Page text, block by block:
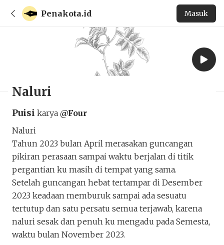
Penakota.id Masuk
Naluri
Puisi karya @Four
Naluri
Naluri
Tahun 2023 bulan April merasakan guncangan
pikiran perasaan sampai waktu berjalan di titik
pergantian ku masih di tempat yang sama.
Setelah guncangan hebat tertampar di Desember
2023 keadaan memburuk sampai ada sesuatu
tertutup dan satu persatu semua terjawab, karena
naluri sesak dan penuh ku mengadu pada Semesta,
waktu bulan November 2023.